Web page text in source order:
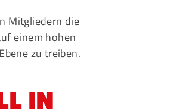
Mitgliedern die
einem hohen
zu treiben.
IN
e. V.